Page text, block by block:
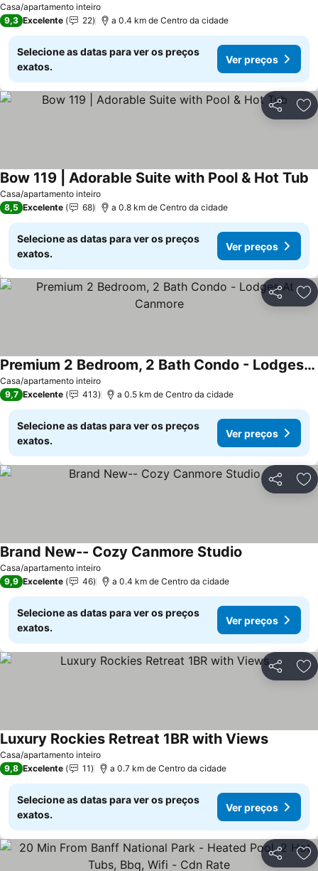
Casa/apartamento inteiro
9,3 Excelente 22 a 0.4 km de Centro da cidade
Selecione as datas para ver os preços
exatos.
Ver preços
Partilhar
Casa/apartamento inteiro
Bow 119 | Adorable Suite with Pool & Hot Tub
8,5 Excelente 68 a 0.8 km de Centro da cidade
Selecione as datas para ver os preços
exatos.
Ver preços
Partilhar
Casa/apartamento inteiro
Premium 2 Bedroom, 2 Bath Condo - Lodges At Canmore
9,7 Excelente 413 a 0.5 km de Centro da cidade
Selecione as datas para ver os preços
exatos.
Ver preços
Partilhar
Casa/apartamento inteiro
Brand New-- Cozy Canmore Studio
9,9 Excelente 46 a 0.4 km de Centro da cidade
Selecione as datas para ver os preços
exatos.
Ver preços
Partilhar
Casa/apartamento inteiro
Luxury Rockies Retreat 1BR with Views
9,8 Excelente 11 a 0.7 km de Centro da cidade
Selecione as datas para ver os preços
exatos.
Ver preços
Partilhar